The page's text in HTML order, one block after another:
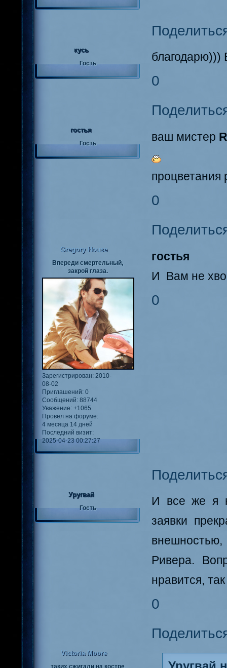
кусь
Гость благодарю)))
0
гостья
Гость ваш мистер
процветания
0
Gregory House
Впереди смертельный,
закрой глаза.
Зарегистрирован: 2010-
08-02
Приглашений: 0
Сообщений: 88744
Уважение: +1065
Провел на форуме:
4 месяца 14 дней
Последний визит:
2025-04-23 00:27:27
гостья
И Вам не
0
Уругвай
Гость
И все же я
заявки
Ривера.
нравится,
0
Victoria Moore
таких сжигали на костре